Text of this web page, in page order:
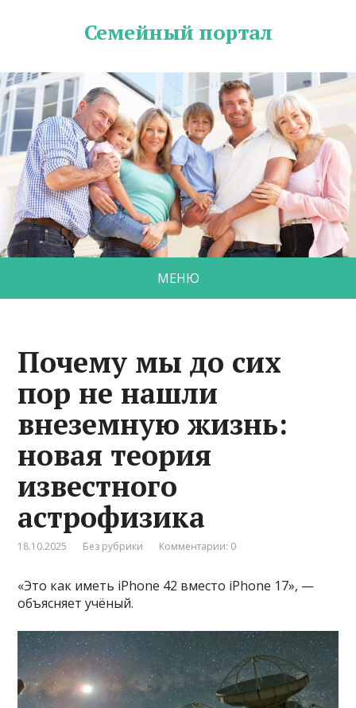
Семейный портал
МЕНЮ
Почему мы до сих
пор не нашли
внеземную жизнь:
новая теория
известного
астрофизика
18.10.2025 Без рубрики Комментарии: 0
«Это как иметь iPhone 42 вместо iPhone 17», —
объясняет учёный.